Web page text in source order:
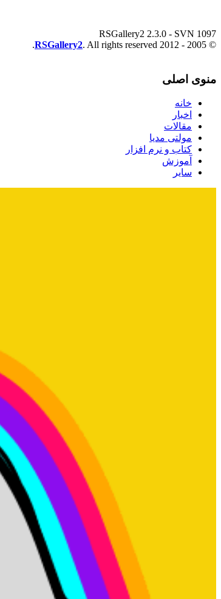
RSGallery2 2.3.0 - SVN 1097
© 2005 - 2012
RSGallery2. All rights reserved.
منوی اصلی
خانه
اخبار
مقالات
مولتی مدیا
کتاب و نرم افزار
آموزش
سایر